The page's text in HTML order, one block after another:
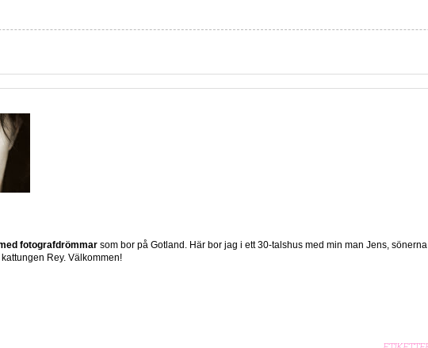
fotografdrömmar som bor på Gotland. Här bor jag i ett 30-talshus med min man Jens,
Rey. Välkommen!